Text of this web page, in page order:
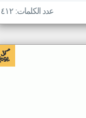
عدد الكلمات: ٤١٢